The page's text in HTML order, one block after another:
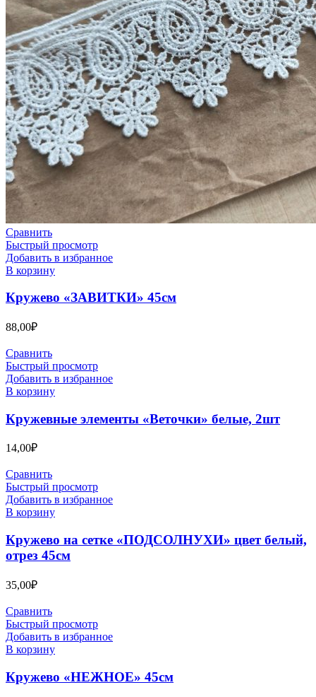
Сравнить
Быстрый просмотр
Добавить в избранное
В корзину
Кружево «ЗАВИТКИ» 45см
88,00₽
Сравнить
Быстрый просмотр
Добавить в избранное
В корзину
Кружевные элементы «Веточки» белые, 2шт
14,00₽
Сравнить
Быстрый просмотр
Добавить в избранное
В корзину
Кружево на сетке «ПОДСОЛНУХИ» цвет белый,
отрез 45см
35,00₽
Сравнить
Быстрый просмотр
Добавить в избранное
В корзину
Кружево «НЕЖНОЕ» 45см